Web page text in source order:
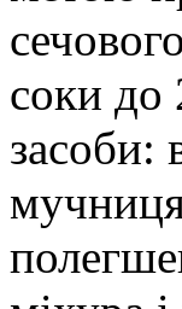
соки до
засоби: